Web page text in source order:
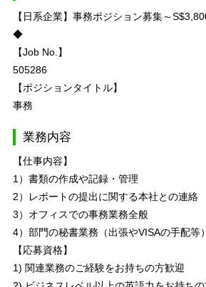
【日系企業】事務ポジション募集～
◆
【Job No.】
505286
【ポジションタイトル】
事務
業務内容
【仕事内容】
1）書類の作成や記録・管理
2）レポートの提出に関する本社との連絡
3）オフィスでの事務業務全般
4）部門の秘書業務（出張やVISAの手配等）
【応募資格】
1) 関連業務のご経験をお持ちの方歓迎